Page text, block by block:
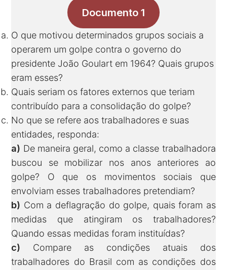
Documento 1
O que motivou determinados grupos sociais a
operarem um golpe contra o governo do
presidente João Goulart em 1964? Quais grupos
eram esses?
Quais seriam os fatores externos que teriam
contribuído para a consolidação do golpe?
No que se refere aos trabalhadores e suas
entidades, responda:
a) De maneira geral, como a classe trabalhadora
buscou se mobilizar nos anos anteriores ao
golpe? O que os movimentos sociais que
envolviam esses trabalhadores pretendiam?
b) Com a deflagração do golpe, quais foram as
medidas que atingiram os trabalhadores?
Quando essas medidas foram instituídas?
c) Compare as condições atuais dos
trabalhadores do Brasil com as condições dos